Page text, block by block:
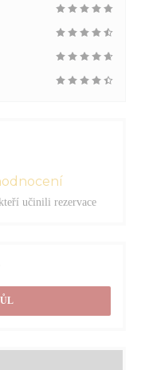
učinili rezervace